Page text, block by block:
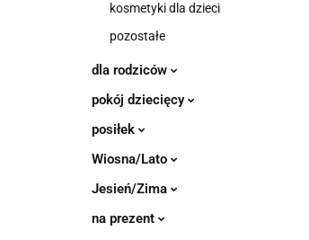
kosmetyki dla dzieci
pozostałe
dla rodziców
pokój dziecięcy
posiłek
Wiosna/Lato
Jesień/Zima
na prezent